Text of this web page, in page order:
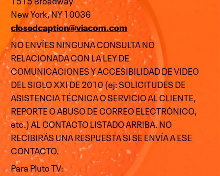
New York, NY 10036
closedcaption@viacom.com
NO ENVÍES NINGUNA CONSULTA NO
RELACIONADA CON LA LEY DE
COMUNICACIONES Y ACCESIBILIDAD DE VIDEO
DEL SIGLO XXI DE 2010 (ej: SOLICITUDES DE
ASISTENCIA TÉCNICA O SERVICIO AL CLIENTE,
REPORTE O ABUSO DE CORREO ELECTRÓNICO,
etc.) AL CONTACTO LISTADO ARRIBA. NO
RECIBIRÁS UNA RESPUESTA SI SE ENVÍA A ESE
CONTACTO.
Para Pluto TV: